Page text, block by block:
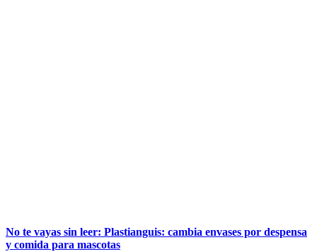
No te vayas sin leer: Plastianguis: cambia envases por despensa
y comida para mascotas